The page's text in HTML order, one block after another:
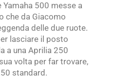
Yamaha 500 messe a
che da Giacomo
delle due ruote.
lasciare il posto
a una Aprilia 250
volta per far trovare,
standard.